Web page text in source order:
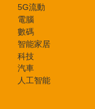
5G流動
電腦
數碼
智能家居
科技
汽車
人工智能